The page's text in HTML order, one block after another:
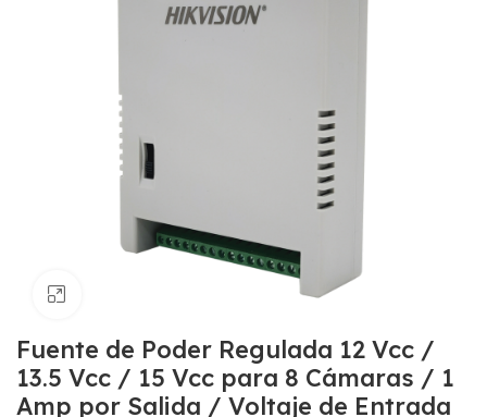
Fuente de Poder Regulada 12 Vcc /
13.5 Vcc / 15 Vcc para 8 Cámaras / 1
Amp por Salida / Voltaje de Entrada